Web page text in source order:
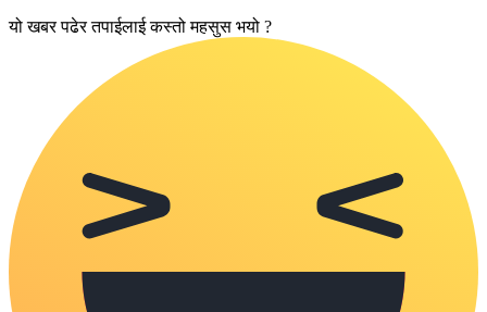
यो खबर पढेर तपाईलाई कस्तो महसुस भयो ?